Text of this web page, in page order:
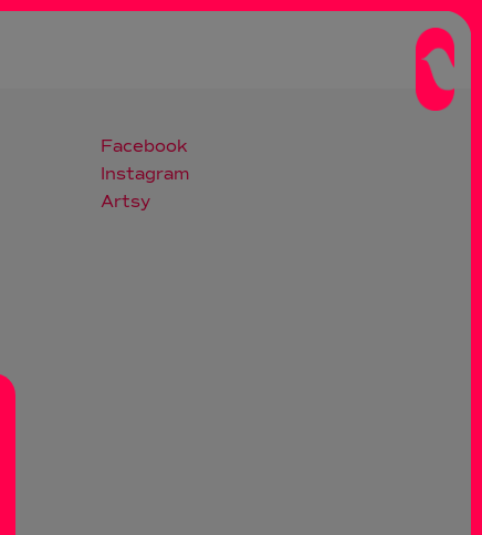
Facebook
Instagram
Artsy